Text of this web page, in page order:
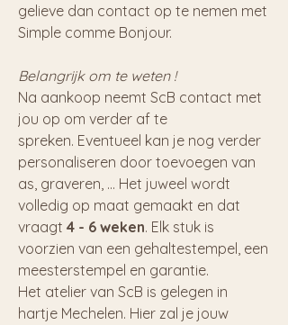
gelieve dan contact op te nemen met
Simple comme Bonjour.
Belangrijk om te weten !
Na aankoop neemt ScB contact met
jou op om verder af te
spreken. Eventueel kan je nog verder
personaliseren door toevoegen van
as, graveren, ... Het juweel wordt
volledig op maat gemaakt en dat
vraagt 4 - 6 weken. Elk stuk is
voorzien van een gehaltestempel, een
meesterstempel en garantie.
Het atelier van ScB is gelegen in
hartje Mechelen. Hier zal je jouw